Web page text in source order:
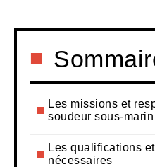
Les missions et
soudeur sous-marin
Les qualifications
nécessaires